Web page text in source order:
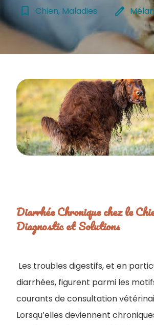
bookmark_border Chien, Maladies edit
Diarrhée Chronique chez le
Diagnostic et Solutions
Les troubles digestifs, et en
diarrhées, figurent parmi les
courants de consultation
Lorsqu’elles deviennent